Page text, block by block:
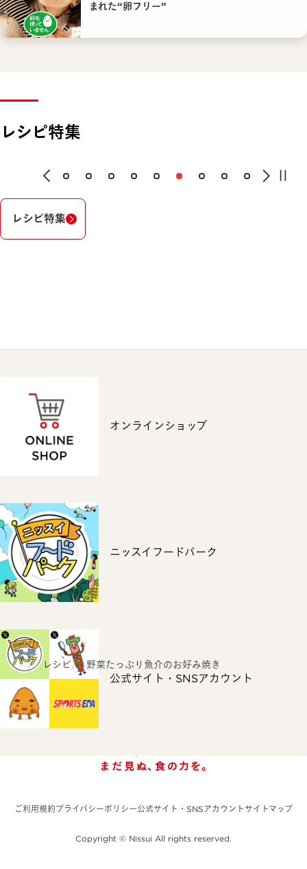
まれた“卵フリー”
レシピ特集
レシピ特集
オンラインショップ
ニッスイフードパーク
公式サイト・SNSアカウント
ホーム レシピ 野菜たっぷり魚介のお好み焼き
ご利用規約プライバシーポリシー公式サイト・SNSアカウント サイトマップ
Copyright © Nissui All rights reserved.